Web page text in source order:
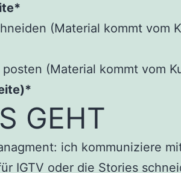
schneiden
und posten
GEHT
ich kommuniziere
IGTV oder die Stories